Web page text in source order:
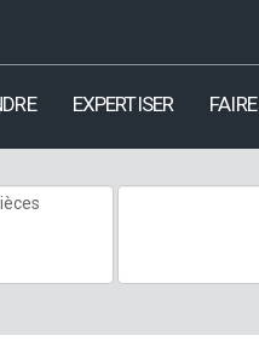
EXPERTISER